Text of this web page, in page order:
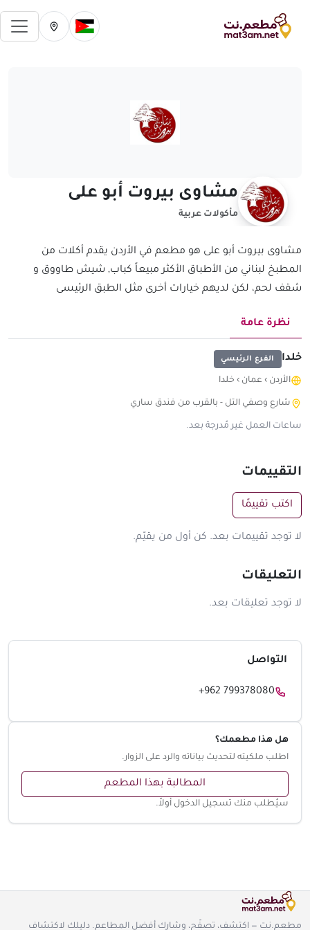
تغيير الدولة الحالية
تغيير المدينة
مشاوى بيروت أبو على
مأكولات عربية
مشاوى بيروت أبو على هو مطعم في الأردن يقدم أكلات من
المطبخ لبناني من الأطباق الأكثر مبيعاً كباب, شيش طاووق و
شقف لحم، لكن لديهم خيارات أخرى مثل الطبق الرئيسى
نظرة عامة
خلدا الفرع الرئيسي
الأردن › عمان › خلدا
شارع وصفي التل - بالقرب من فندق ساري
ساعات العمل غير مُدرجة بعد.
التقييمات
اكتب تقييمًا
لا توجد تقييمات بعد. كن أول من يقيّم.
التعليقات
لا توجد تعليقات بعد.
التواصل
+962 799378080
هل هذا مطعمك؟
اطلب ملكيته لتحديث بياناته والرد على الزوار.
المطالبة بهذا المطعم
سيُطلب منك تسجيل الدخول أولاً.
مطعم.نت — اكتشف، تصفّح، وشارك أفضل المطاعم. دليلك لاكتشاف